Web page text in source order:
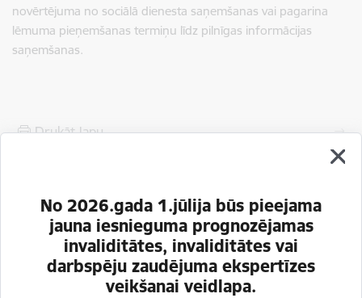
No 2026.gada 1.jūlija būs pieejama
jauna iesnieguma prognozējamas
invaliditātes, invaliditātes vai
darbspēju zaudējuma ekspertīzes
veikšanai veidlapa.
novērtējuma no sociālā dienesta saņemšanas vai pagarina
lēmuma pieņemšanas termiņu līdz pilnīgas informācijas
saņemšanas.
Drukāt lapu